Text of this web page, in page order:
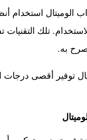
الوميتال استخدام
تلك
به.
توفير أقصى درجات